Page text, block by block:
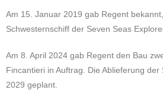
Am 15. Januar 2019 gab Regent
Schwesternschiff der Seven Seas
Am 8. April 2024 gab Regent den Bau
Fincantieri in Auftrag. Die Ablieferung
2029 geplant.